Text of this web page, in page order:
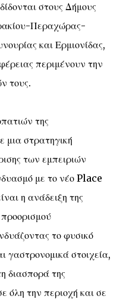
στους Δήμους
Περαχώρας-
και Ερμιονίδας,
περιμένουν την
τους.
της
μια στρατηγική
των εμπειριών
με το νέο Place
η ανάδειξη της
το φυσικό
γαστρονομικά στοιχεία,
διασπορά της
όλη την περιοχή και σε